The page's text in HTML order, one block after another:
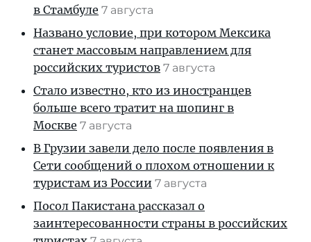
в Стамбуле 7 августа
Названо условие, при котором Мексика
станет массовым направлением для
российских туристов 7 августа
Стало известно, кто из иностранцев
больше всего тратит на шопинг в
Москве 7 августа
В Грузии завели дело после появления в
Сети сообщений о плохом отношении к
туристам из России 7 августа
Посол Пакистана рассказал о
заинтересованности страны в российских